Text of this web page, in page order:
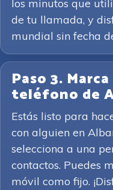
los minutos que
de tu llamada, y
mundial sin fecha
Paso 3.
teléfono de
Estás listo para
con alguien en
selecciona a una
contactos. Puedes
móvil como fijo.